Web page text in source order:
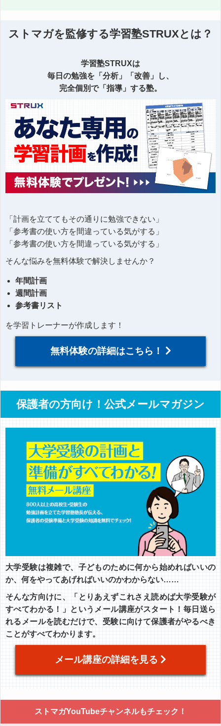
ストマガを監修する学習塾STRUXとは？
学習塾STRUXは
毎日の勉強を「分析」「改善」し、
完全個別で「指導」する塾。
「計画を立ててもその通りに勉強できない」
「参考書の使い方を間違っている気がする」
「参考書の使い方を間違っている気がする」
そんな悩みを無料体験で解決しませんか？
年間計画
週間計画
参考書リスト
を学習トレーナーが作成します！
無料体験の詳細はこちら！
保護者の方向け！公式メールマガジン
大学受験は複雑で、子どものために何から始めればいいの
か、何をやってあげればいいのかわからない……
そんな方向けに、「とりあえずこれさえ読めば大学受験が
すべてわかる！」というメール講座がスタート！毎日送ら
れるメールを読むだけで、受験に向けて保護者がやるべき
ことがすべてわかります。
メール講座の詳細を見る
ストマガYouTubeチャンネルもチェック！